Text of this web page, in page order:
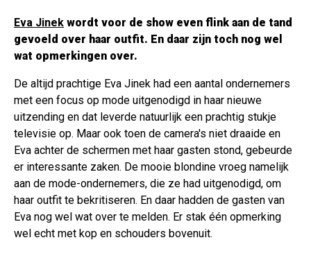
Eva Jinek wordt voor de show even flink aan de tand
gevoeld over haar outfit. En daar zijn toch nog wel
wat opmerkingen over.
De altijd prachtige Eva Jinek had een aantal ondernemers
met een focus op mode uitgenodigd in haar nieuwe
uitzending en dat leverde natuurlijk een prachtig stukje
televisie op. Maar ook toen de camera's niet draaide en
Eva achter de schermen met haar gasten stond, gebeurde
er interessante zaken. De mooie blondine vroeg namelijk
aan de mode-ondernemers, die ze had uitgenodigd, om
haar outfit te bekritiseren. En daar hadden de gasten van
Eva nog wel wat over te melden. Er stak één opmerking
wel echt met kop en schouders bovenuit.